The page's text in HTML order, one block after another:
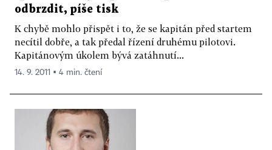
odbrzdit, píše tisk
K chybě mohlo přispět i to, že se kapitán před startem
necítil dobře, a tak předal řízení druhému pilotovi.
Kapitánovým úkolem bývá zatáhnutí...
14. 9. 2011 ▪ 4 min. čtení